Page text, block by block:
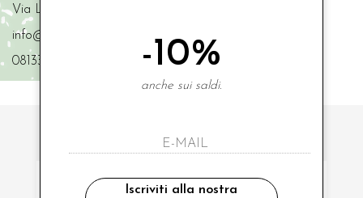
Via Luigi Mazzella,73 80077 Ischia
info@scaglionebimbi.com
0813331162
ISCRIVITI ALLA NOSTRA NEWSLETTER
-10%
anche sui saldi.
Iscriviti alla nostra